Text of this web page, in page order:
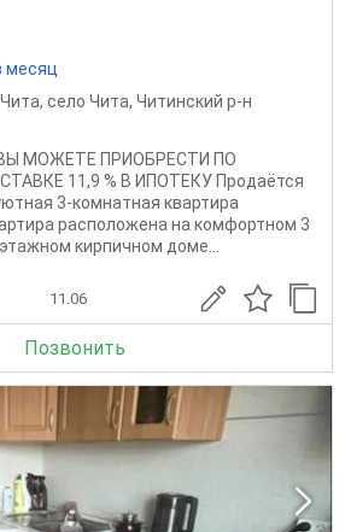
месяц
Чита, село Чита, Читинский р-н
МОЖЕТЕ ПРИОБРЕСТИ ПО
11,9 % В ИПОТЕКУ Продаётся
3-комнатная квартира
расположена на комфортном 3
кирпичном доме...
11.06
Позвонить